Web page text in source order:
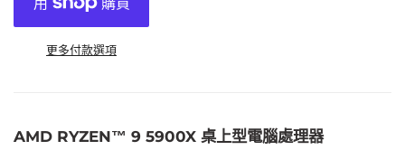
更多付款選項
AMD RYZEN™ 9 5900X 桌上型電腦處理器